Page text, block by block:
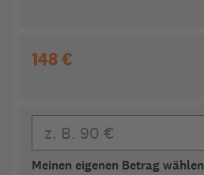
148 €
Meinen eigenen Betrag wählen